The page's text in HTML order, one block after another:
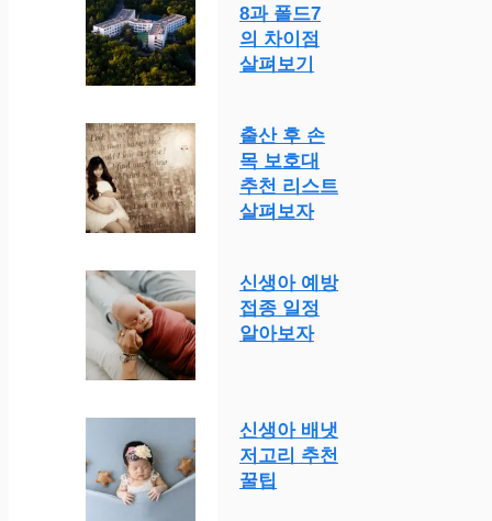
8과 폴드7
의 차이점
살펴보기
출산 후 손
목 보호대
추천 리스트
살펴보자
신생아 예방
접종 일정
알아보자
신생아 배냇
저고리 추천
꿀팁